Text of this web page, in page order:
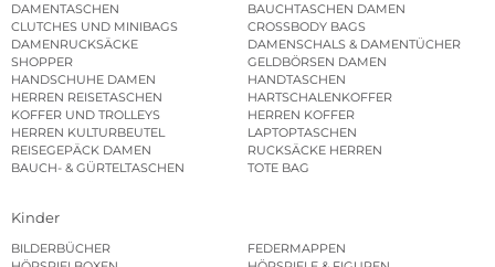
DAMENTASCHEN
BAUCHTASCHEN DAMEN
CLUTCHES UND MINIBAGS
CROSSBODY BAGS
DAMENRUCKSÄCKE
DAMENSCHALS & DAMENTÜCHER
SHOPPER
GELDBÖRSEN DAMEN
HANDSCHUHE DAMEN
HANDTASCHEN
HERREN REISETASCHEN
HARTSCHALENKOFFER
KOFFER UND TROLLEYS
HERREN KOFFER
HERREN KULTURBEUTEL
LAPTOPTASCHEN
REISEGEPÄCK DAMEN
RUCKSÄCKE HERREN
BAUCH- & GÜRTELTASCHEN
TOTE BAG
Kinder
BILDERBÜCHER
FEDERMAPPEN